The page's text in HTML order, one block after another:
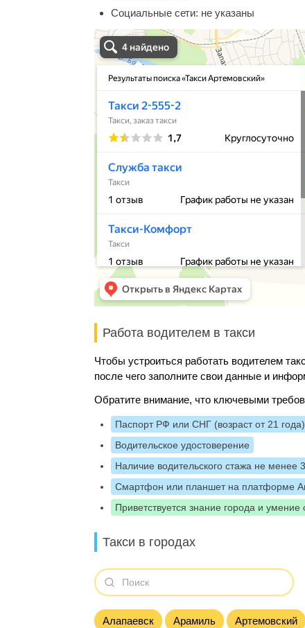
Социальные сети: не указаны
Работа водителем в такси
Чтобы устроиться работать водителем
после чего заполните свои данные и
Обратите внимание, что ключевыми
Паспорт РФ или СНГ (возраст от 21 года)
Водительское удостоверение
Наличие водительского стажа не менее
Смартфон или планшет на платформе
Приветствуется знание города и умение
Такси в городах
Алапаевск Арамиль Артемовский